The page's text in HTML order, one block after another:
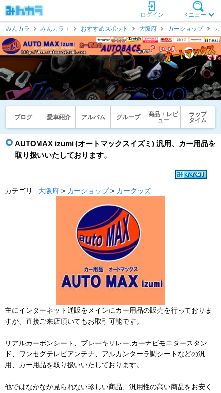
メニュー
ログイン
みんカラ
みんカラ＋ おすすめスポット 大阪府 カーショップ
ブログ 愛車紹介 アルバム グループ
商品・レビ
ュー
ラップ
タイム
AUTOMAX izumi (オートマックスイズミ) 汎用、カー用品を
取り扱いいたしております。
カテゴリ : 大阪府 > カーショップ> カーグッズ
主にインターネット通販をメインにカー用品の販売を行っておりま
すが、直接ご来店頂いてもお取引可能です。
リアルカーボンシート、ブレーキリレー,カーナビモニタースタン
ド、ワンセグテレビアンテナ、アルカンターラ調シートなどの汎
用、カー用品を取り扱いいたしております。
他ではなかなか見られない珍しい商品、汎用性の高い商品をお安く